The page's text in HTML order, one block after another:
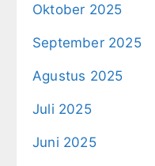
Oktober 2025
September 2025
Agustus 2025
Juli 2025
Juni 2025